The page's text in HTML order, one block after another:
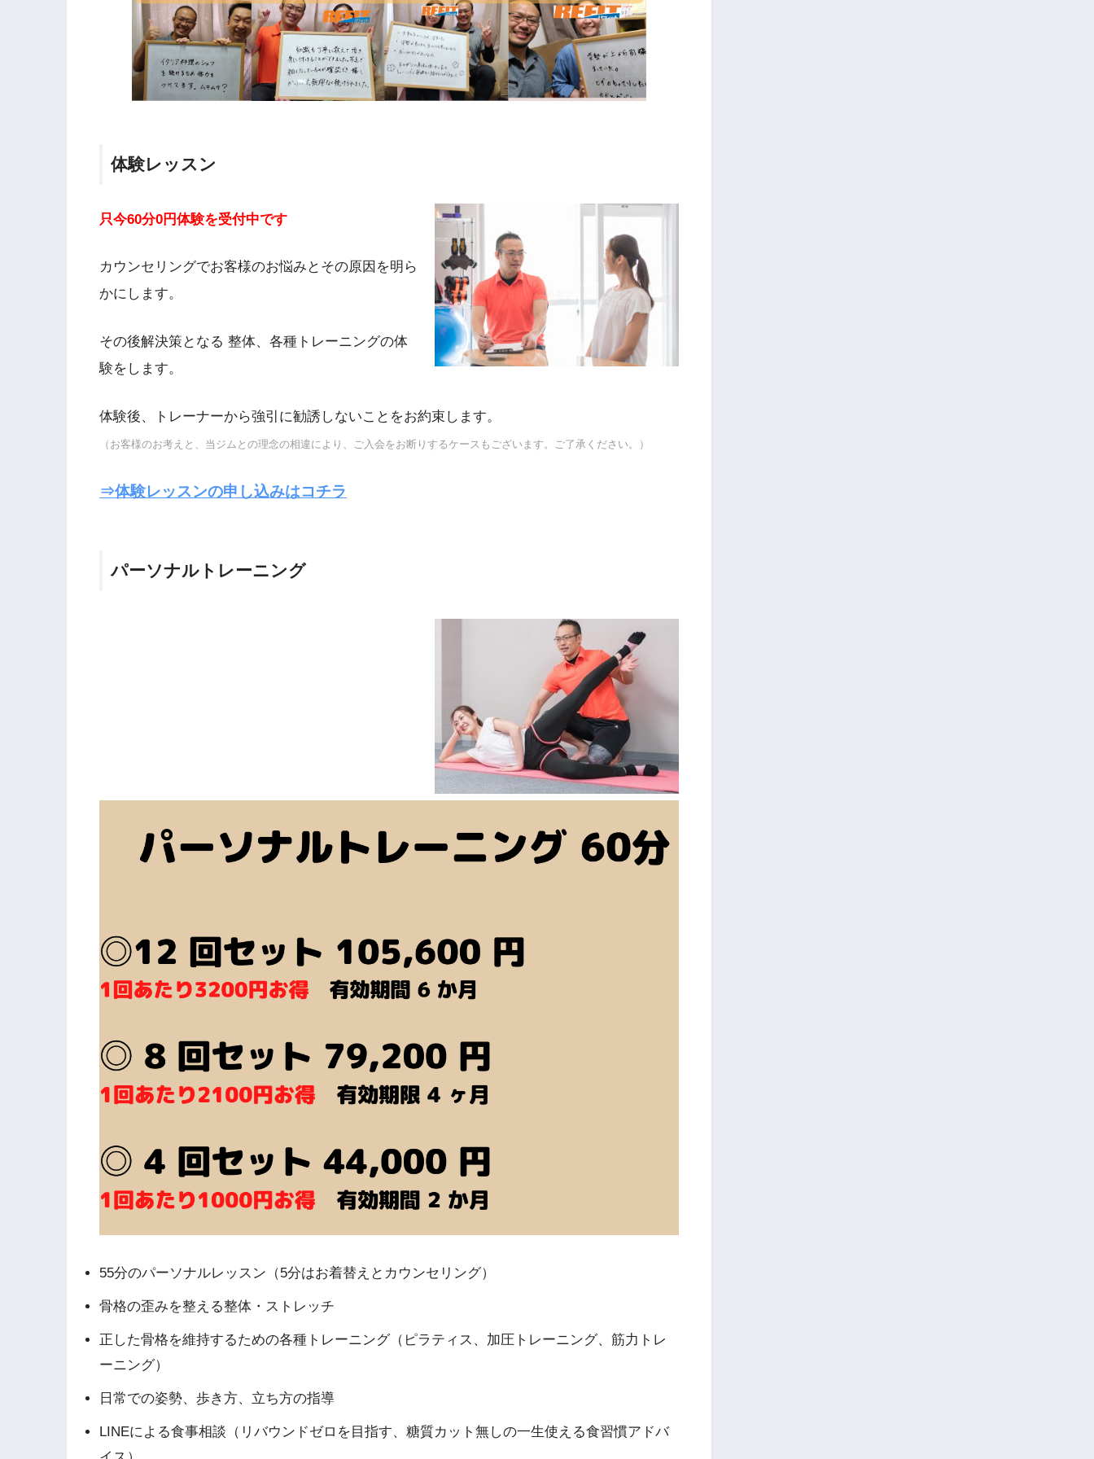
体験レッスン
只今60分0円体験を受付中です
カウンセリングでお客様のお悩みとその原因を明ら
かにします。
その後解決策となる 整体、各種トレーニングの体
験をします。
体験後、トレーナーから強引に勧誘しないことをお約束します。
（お客様のお考えと、当ジムとの理念の相違により、ご入会をお断りするケースもございます。ご了承ください。）
⇒体験レッスンの申し込みはコチラ
パーソナルトレーニング
55分のパーソナルレッスン（5分はお着替えとカウンセリング）
骨格の歪みを整える整体・ストレッチ
正した骨格を維持するための各種トレーニング（ピラティス、加圧トレーニング、筋力トレ
ーニング）
日常での姿勢、歩き方、立ち方の指導
LINEによる食事相談（リバウンドゼロを目指す、糖質カット無しの一生使える食習慣アドバ